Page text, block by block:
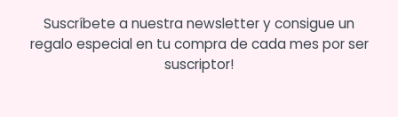
Suscríbete a nuestra newsletter y consigue un
regalo especial en tu compra de cada mes por ser
suscriptor!